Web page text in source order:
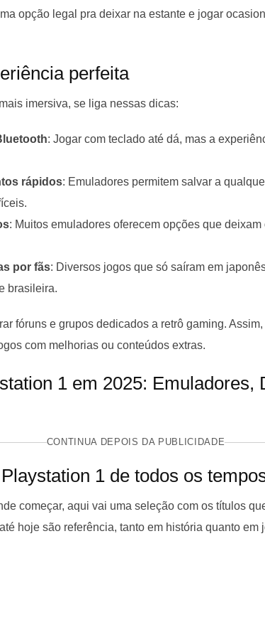
opção legal pra deixar na estante e jogar
perfeita
imersiva, se liga nessas dicas:
: Jogar com teclado até dá, mas a
rápidos: Emuladores permitem salvar a
: Muitos emuladores oferecem opções que
por fãs: Diversos jogos que só saíram em
brasileira.
fóruns e grupos dedicados a retrô gaming.
com melhorias ou conteúdos extras.
CONTINUA DEPOIS DA PUBLICIDADE
1 de todos os
começar, aqui vai uma seleção com os títulos
hoje são referência, tanto em história quanto em